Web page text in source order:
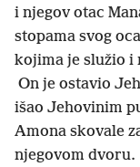
i njegov otac
stopama svog
kojima je služio i
On je ostavio
išao Jehovinim
Amona skovale
njegovom dvoru.